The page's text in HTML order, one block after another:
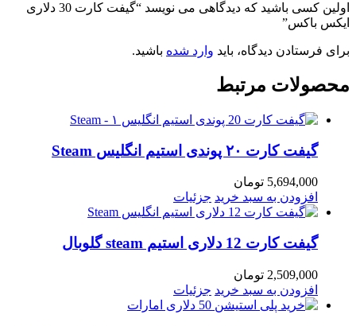
اولین کسی باشید که دیدگاهی می نویسد “گیفت کارت 30 دلاری
ایکس باکس”
برای فرستادن دیدگاه، باید وارد شده باشید.
محصولات مرتبط
گیفت کارت ۲۰ پوندی استیم انگلیس Steam
5,694,000 تومان
افزودن به سبد خرید جزئیات
گیفت کارت 12 دلاری استیم steam گلوبال
2,509,000 تومان
افزودن به سبد خرید جزئیات